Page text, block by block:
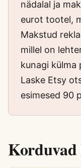
nädalal ja
eurot tootel,
Makstud
millel on
kunagi külma
Laske Etsy
esimesed 90
Korduvad